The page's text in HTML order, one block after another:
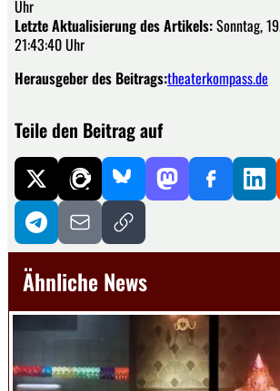
Uhr
Letzte Aktualisierung des Artikels:Sonntag,
21:43:40 Uhr
Herausgeber des Beitrags:theaterkompass.de
Teile den Beitrag auf
Ähnliche News